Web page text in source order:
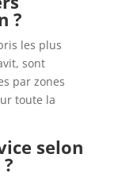
?
les plus
sont
par zones
toute la
selon